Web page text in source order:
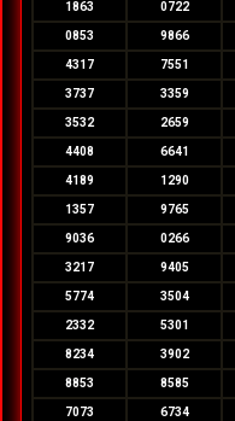
1863 0722
0853 9866
4317 7551
3737 3359
3532 2659
4408 6641
4189 1290
1357 9765
9036 0266
3217 9405
5774 3504
2332 5301
8234 3902
8853 8585
7073 6734